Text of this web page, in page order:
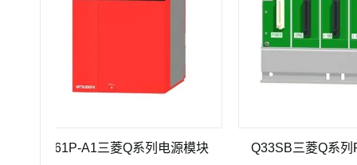
Q61P-A1三菱Q系列电源模块 Q33SB三菱Q系列PLC